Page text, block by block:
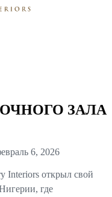
ЗАЛА
6, 2026
Interiors открыл свой
где